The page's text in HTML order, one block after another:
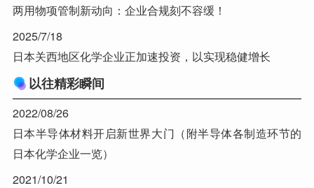
两用物项管制新动向：企业合规刻不容缓！
2025/7/18
日本关西地区化学企业正加速投资，以实现稳健增长
以往精彩瞬间
2022/08/26
日本半导体材料开启新世界大门（附半导体各制造环节的
日本化学企业一览）
2021/10/21